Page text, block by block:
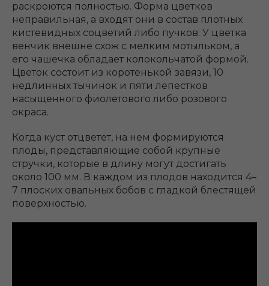
раскроются полностью. Форма цветков
неправильная, а входят они в состав плотных
кистевидных соцветий либо пучков. У цветка
венчик внешне схож с мелким мотыльком, а
его чашечка обладает колокольчатой формой.
Цветок состоит из коротенькой завязи, 10
недлинных тычинок и пяти лепестков
насыщенного фиолетового либо розового
окраса.
Когда куст отцветет, на нем формируются
плоды, представляющие собой крупные
стручки, которые в длину могут достигать
около 100 мм. В каждом из плодов находится 4–
7 плоских овальных бобов с гладкой блестящей
поверхностью.